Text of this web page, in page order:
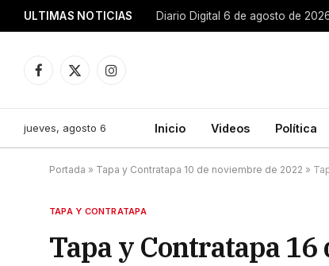
ULTIMAS NOTICIAS Diario Digital 6 de agosto de
Facebook
X
Instagram
jueves, agosto 6 Inicio Videos Política
Portada » Tapa y Contratapa 10 de noviembre de 2022 »
TAPA Y CONTRATAPA
Tapa y Contratapa